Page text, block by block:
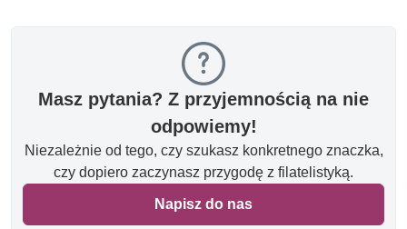
Masz pytania? Z przyjemnością na nie
odpowiemy!
Niezależnie od tego, czy szukasz konkretnego znaczka,
czy dopiero zaczynasz przygodę z filatelistyką.
Napisz do nas